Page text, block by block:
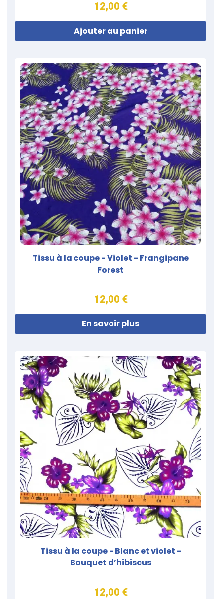
12,00 €
Ajouter au panier
Tissu à la coupe - Violet - Frangipane
Forest
12,00 €
En savoir plus
Tissu à la coupe - Blanc et violet -
Bouquet d’hibiscus
12,00 €